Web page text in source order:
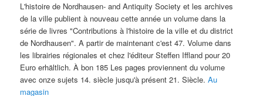
L'histoire de Nordhausen- and Antiquity Society et les archives
de la ville publient à nouveau cette année un volume dans la
série de livres "Contributions à l'histoire de la ville et du district
de Nordhausen". A partir de maintenant c'est 47. Volume dans
les librairies régionales et chez l'éditeur Steffen Iffland pour 20
Euro erhältlich. À bon 185 Les pages proviennent du volume
avec onze sujets 14. siècle jusqu'à présent 21. Siècle.Au
magasin